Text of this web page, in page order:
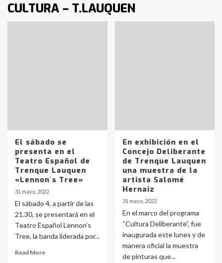
CULTURA – T.LAUQUEN
El sábado se
presenta en el
Teatro Español de
Trenque Lauquen
«Lennon´s Tree»
31 mayo, 2022
El sábado 4, a partir de las
21.30, se presentará en el
Teatro Español Lennon’s
Tree, la banda liderada por...
Read More
En exhibición en el
Concejo Deliberante
de Trenque Lauquen
una muestra de la
artista Salomé
Hernaiz
31 mayo, 2022
En el marco del programa
“Cultura Deliberante”, fue
inaugurada este lunes y de
manera oficial la muestra
de pinturas que...
4
5
Los precios de los combustibles en
La Pampa, desde YPF hasta Axion
6
La Bolsa de Cereales de Bahía
Blanca anticipa que Agosto vendrá
con lluvias y heladas, en gran parte